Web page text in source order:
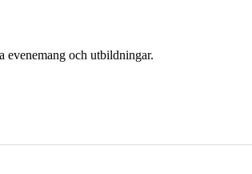
evenemang och utbildningar.